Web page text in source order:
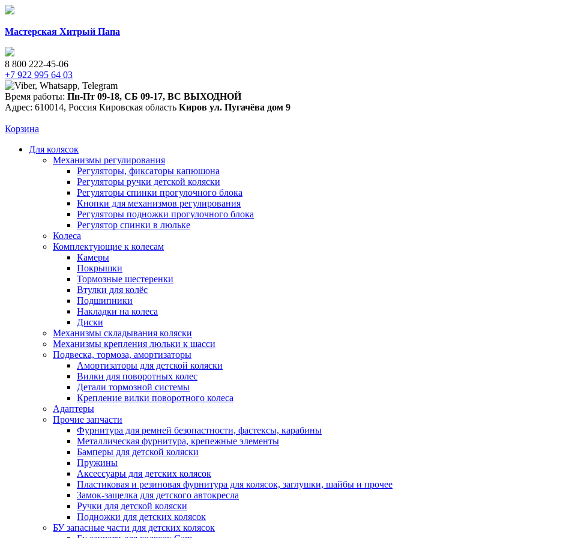
Мастерская Хитрый Папа
8 800 222-45-06
+7 922 995 64 03
Время работы: Пн-Пт 09-18, СБ 09-17, ВС ВЫХОДНОЙ
Адрес: 610014, Россия Кировская область Киров ул. Пугачёва дом 9
Корзина
Для колясок
Механизмы регулирования
Регуляторы, фиксаторы капюшона
Регуляторы ручки детской коляски
Регуляторы спинки прогулочного блока
Кнопки для механизмов регулирования
Регуляторы подножки прогулочного блока
Регулятор спинки в люльке
Колеса
Комплектующие к колесам
Камеры
Покрышки
Тормозные шестеренки
Втулки для колёс
Подшипники
Накладки на колеса
Диски
Механизмы складывания коляски
Механизмы крепления люльки к шасси
Подвеска, тормоза, амортизаторы
Амортизаторы для детской коляски
Вилки для поворотных колес
Детали тормозной системы
Крепление вилки поворотного колеса
Адаптеры
Прочие запчасти
Фурнитура для ремней безопастности, фастексы, карабины
Металлическая фурнитура, крепежные элементы
Бамперы для детской коляски
Пружины
Аксессуары для детских колясок
Пластиковая и резиновая фурнитура для колясок, заглушки, шайбы и прочее
Замок-защелка для детского автокресла
Ручки для детской коляски
Подножки для детских колясок
БУ запасные части для детских колясок